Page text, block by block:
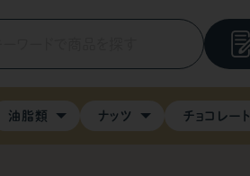
油脂類 ナッツ チョコレート